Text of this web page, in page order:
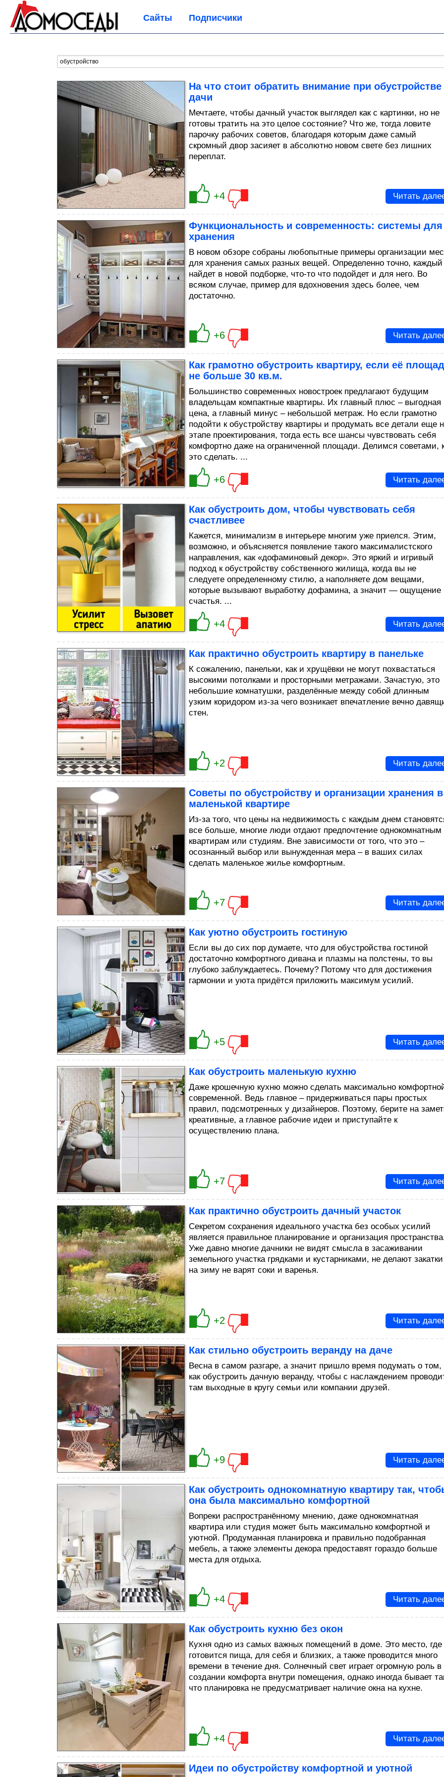
Сайты Подписчики
На что стоит обратить внимание при обустройстве
дачи
Мечтаете, чтобы дачный участок выглядел как с картинки, но не
готовы тратить на это целое состояние? Что же, тогда ловите
парочку рабочих советов, благодаря которым даже самый
скромный двор засияет в абсолютно новом свете без лишних
переплат.
+4 Читать
Функциональность и современность: системы для
хранения
В новом обзоре собраны любопытные примеры организации
для хранения самых разных вещей. Определенно точно, каждый
найдет в новой подборке, что-то что подойдет и для него. Во
всяком случае, пример для вдохновения здесь более, чем
достаточно.
+6 Читать
Как грамотно обустроить квартиру, если её
не больше 30 кв.м.
Большинство современных новостроек предлагают будущим
владельцам компактные квартиры. Их главный плюс – выгодная
цена, а главный минус – небольшой метраж. Но если грамотно
подойти к обустройству квартиры и продумать все детали еще
этапе проектирования, тогда есть все шансы чувствовать себя
комфортно даже на ограниченной площади. Делимся советами,
это сделать. ...
+6 Читать
Как обустроить дом, чтобы чувствовать себя
счастливее
Кажется, минимализм в интерьере многим уже приелся. Этим,
возможно, и объясняется появление такого максималистского
направления, как «дофаминовый декор». Это яркий и игривый
подход к обустройству собственного жилища, когда вы не
следуете определенному стилю, а наполняете дом вещами,
которые вызывают выработку дофамина, а значит — ощущение
счастья. ...
+4 Читать
Как практично обустроить квартиру в панельке
К сожалению, панельки, как и хрущёвки не могут похвастаться
высокими потолками и просторными метражами. Зачастую, это
небольшие комнатушки, разделённые между собой длинным
узким коридором из-за чего возникает впечатление вечно
стен.
+2 Читать
Советы по обустройству и организации хранения в
маленькой квартире
Из-за того, что цены на недвижимость с каждым днем
все больше, многие люди отдают предпочтение однокомнатным
квартирам или студиям. Вне зависимости от того, что это –
осознанный выбор или вынужденная мера – в ваших силах
сделать маленькое жилье комфортным.
+7 Читать
Как уютно обустроить гостиную
Если вы до сих пор думаете, что для обустройства гостиной
достаточно комфортного дивана и плазмы на полстены, то вы
глубоко заблуждаетесь. Почему? Потому что для достижения
гармонии и уюта придётся приложить максимум усилий.
+5 Читать
Как обустроить маленькую кухню
Даже крошечную кухню можно сделать максимально
современной. Ведь главное – придерживаться пары простых
правил, подсмотренных у дизайнеров. Поэтому, берите на
креативные, а главное рабочие идеи и приступайте к
осуществлению плана.
+7 Читать
Как практично обустроить дачный участок
Секретом сохранения идеального участка без особых усилий
является правильное планирование и организация
Уже давно многие дачники не видят смысла в засаживании
земельного участка грядками и кустарниками, не делают закатки
на зиму не варят соки и варенья.
+2 Читать
Как стильно обустроить веранду на даче
Весна в самом разгаре, а значит пришло время подумать о том,
как обустроить дачную веранду, чтобы с наслаждением
там выходные в кругу семьи или компании друзей.
+9 Читать
Как обустроить однокомнатную квартиру так,
она была максимально комфортной
Вопреки распространённому мнению, даже однокомнатная
квартира или студия может быть максимально комфортной и
уютной. Продуманная планировка и правильно подобранная
мебель, а также элементы декора предоставят гораздо больше
места для отдыха.
+4 Читать
Как обустроить кухню без окон
Кухня одно из самых важных помещений в доме. Это место, где
готовится пища, для себя и близких, а также проводится много
времени в течение дня. Солнечный свет играет огромную роль в
создании комфорта внутри помещения, однако иногда бывает
что планировка не предусматривает наличие окна на кухне.
+4 Читать
Идеи по обустройству комфортной и уютной